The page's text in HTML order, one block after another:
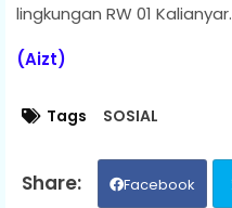
lingkungan RW 01 Kalianyar.
(Aizt)
Tags SOSIAL
Facebook